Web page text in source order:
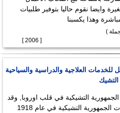
وايضا نقوم حاليا بتوفير طلبيات
وهذا يكسبنا
)
[ 2006 ]
للخدمات العلاجية والدراسية والسياحية
الجمهورية التشيكية في قلب اوروبا, وقد
نشأت الجمهورية التشيكية في عام 1918